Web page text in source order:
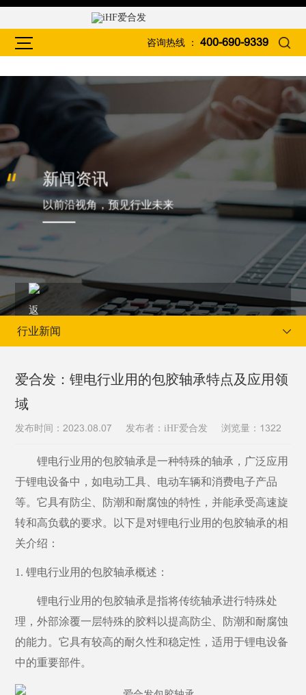
咨询热线 ： 400-690-9339
新闻资讯
以前沿视角，预见行业未来
行业新闻
爱合发：锂电行业用的包胶轴承特点及应用领
域
发布时间：2023.08.07 发布者：iHF爱合发 浏览量： 1322
锂电行业用的包胶轴承是一种特殊的轴承，广泛应用
于锂电设备中，如电动工具、电动车辆和消费电子产品
等。它具有防尘、防潮和耐腐蚀的特性，并能承受高速旋
转和高负载的要求。以下是对锂电行业用的包胶轴承的相
关介绍：
1. 锂电行业用的包胶轴承概述：
锂电行业用的包胶轴承是指将传统轴承进行特殊处
理，外部涂覆一层特殊的胶料以提高防尘、防潮和耐腐蚀
的能力。它具有较高的耐久性和稳定性，适用于锂电设备
中的重要部件。